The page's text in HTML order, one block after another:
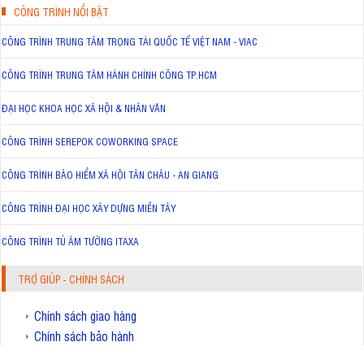
CÔNG TRÌNH NỔI BẬT
CÔNG TRÌNH TRUNG TÂM TRỌNG TÀI QUỐC TẾ VIỆT NAM - VIAC
CÔNG TRÌNH TRUNG TÂM HÀNH CHÍNH CÔNG TP.HCM
ĐẠI HỌC KHOA HỌC XÃ HỘI & NHÂN VĂN
CÔNG TRÌNH SEREPOK COWORKING SPACE
CÔNG TRÌNH BẢO HIỂM XÃ HỘI TÂN CHÂU - AN GIANG
CÔNG TRÌNH ĐẠI HỌC XÂY DỰNG MIỀN TÂY
CÔNG TRÌNH TỦ ÂM TƯỜNG ITAXA
TRỢ GIÚP - CHÍNH SÁCH
Chính sách giao hàng
Chính sách bảo hành